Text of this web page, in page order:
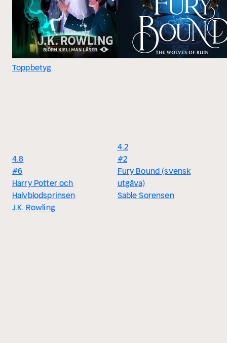
Toppbetyg
4.8
#6
Harry Potter och
Halvblodsprinsen
J.K. Rowling
4.2
#2
Fury Bound (svensk
utgåva)
Sable Sorensen